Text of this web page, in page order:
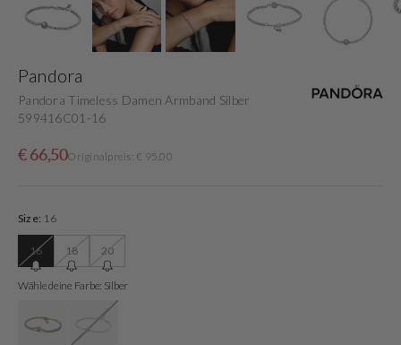
Pandora
Pandora Timeless Damen Armband Silber
599416C01-16
Verkaufspreis
€ 66,50
NormalerOriginalpreis: € 95,00
Size: 16
16
Variante
ausverkauft
oder
nicht
18
Variante
ausverkauft
oder
nicht
verfügbar
20Variante
ausverkauft
oder
nicht
verfügbar
Wähle deine Farbe: Silber